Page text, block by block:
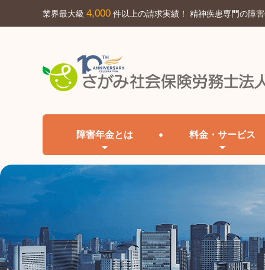
業界最大級 4,000 件以上の請求実績！ 精神疾患専門の障
障害年金とは 料金・サービス